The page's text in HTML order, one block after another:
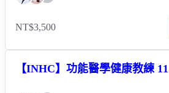
NT$3,500
【INHC】功能醫學健康教練 11